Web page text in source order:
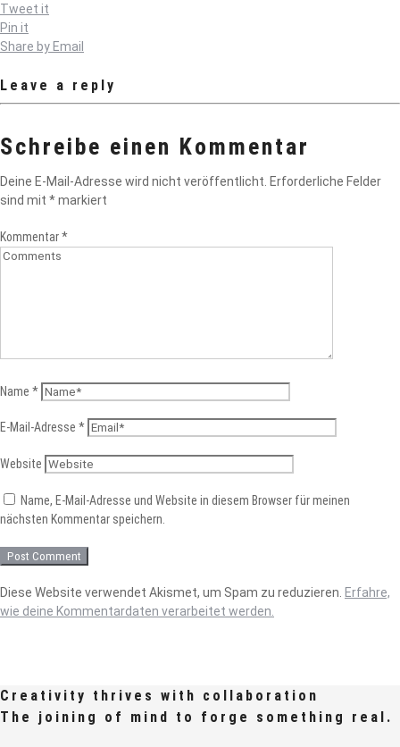
Tweet it
Pin it
Share by Email
Leave a reply
Schreibe einen Kommentar
Deine E-Mail-Adresse wird nicht veröffentlicht. Erforderliche Felder
sind mit *markiert
Kommentar*
Name *
E-Mail-Adresse *
Website
Name, E-Mail-Adresse und Website in diesem Browser für meinen
nächsten Kommentar speichern.
Diese Website verwendet Akismet, um Spam zu reduzieren. Erfahre,
wie deine Kommentardaten verarbeitet werden.
Creativity thrives with collaboration
The joining of mind to forge something real.